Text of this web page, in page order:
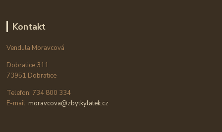
Kontakt
Vendula Moravcová
Dobratice 311
73951 Dobratice
Telefon: 734 800 334
E-mail: moravcova@zbytkylatek.cz